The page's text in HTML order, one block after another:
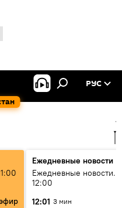
РУС
Ежедневные новости
Ежедневные новости.
12:00
12:01 3 мин